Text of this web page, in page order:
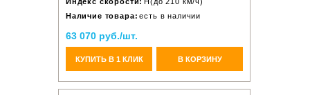
Наличие товара: есть в наличии
63 070 руб./шт.
КУПИТЬ В 1 КЛИК В КОРЗИНУ